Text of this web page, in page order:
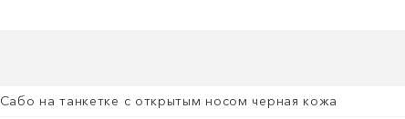
Сабо на танкетке с открытым носом черная кожа